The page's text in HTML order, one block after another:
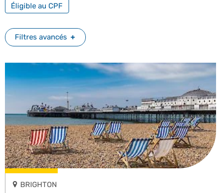
Éligible au CPF
Filtres avancés
BRIGHTON